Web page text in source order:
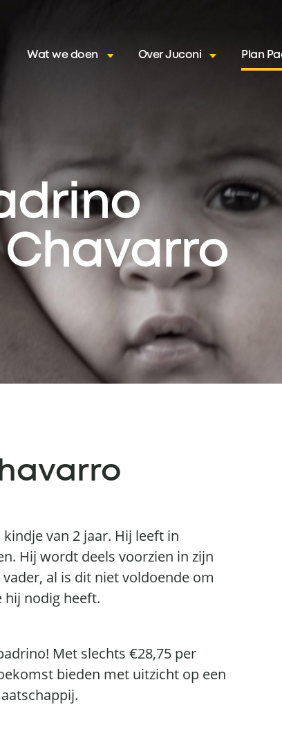
Wat we doen Over Juconi Plan
van 2 jaar. Hij leeft in
Hij wordt deels voorzien in zijn
al is dit niet voldoende om
hij nodig heeft.
Met slechts €28,75 per
bieden met uitzicht op een